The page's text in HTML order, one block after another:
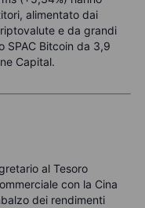
alimentato dai
e da grandi
SPAC Bitcoin da 3,9
Capital.
al Tesoro
con la Cina
dei rendimenti